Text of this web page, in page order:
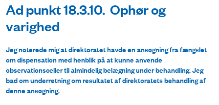
Ad punkt 18.3.10. Ophør og
varighed
Jeg noterede mig at direktoratet havde en ansøgning fra fængslet
om dispensation med henblik på at kunne anvende
observationsceller til almindelig belægning under behandling. Jeg
bad om underretning om resultatet af direktoratets behandling af
denne ansøgning.